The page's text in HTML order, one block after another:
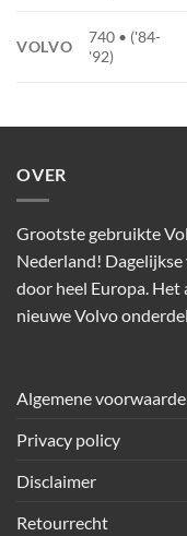
VOLVO
740 • ('84-
'92)
OVER
Grootste gebruikte
Nederland!
door heel Europa. Het
nieuwe Volvo
Algemene
Privacy policy
Disclaimer
Retourrecht